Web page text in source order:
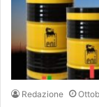
Redazione